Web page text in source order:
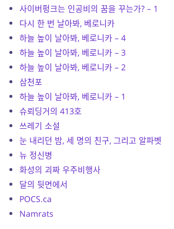
사이버펑크는 인공비의 꿈을 꾸는가? – 1
다시 한 번 날아봐, 베로니카
하늘 높이 날아봐, 베로니카 – 4
하늘 높이 날아봐, 베로니카 – 3
하늘 높이 날아봐, 베로니카 – 2
삼천포
하늘 높이 날아봐, 베로니카 – 1
슈뢰딩거의 413호
쓰레기 소설
눈 내리던 밤, 세 명의 친구, 그리고 알파벳
뉴 정신병
화성의 괴짜 우주비행사
달의 뒷면에서
POCS.ca
Namrats